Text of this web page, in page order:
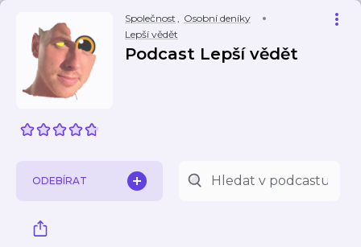
Společnost , Osobní deníky
Lepší vědět
Podcast Lepší vědět
ODEBÍRAT